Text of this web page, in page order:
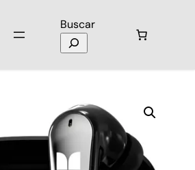
Buscar